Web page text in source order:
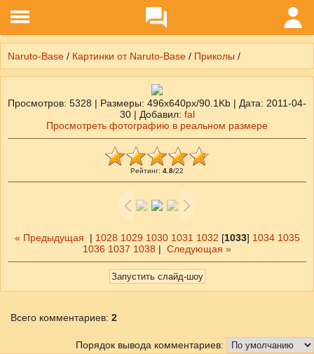
Naruto-Base / Картинки от Naruto-Base / Приколы /
Просмотров: 5328 | Размеры: 496x640px/90.1Kb | Дата: 2011-04-
30 | Добавил: fal
Просмотреть фотографию в реальном размере
Рейтинг: 4.8/22
« Предыдущая | 1028 1029 1030 1031 1032 [1033] 1034 1035
1036 1037 1038 | Следующая »
Всего комментариев: 2
Порядок вывода комментариев: